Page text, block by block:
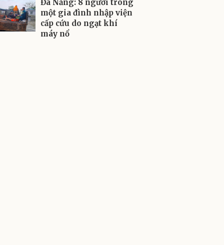
Đà Nẵng: 8 người trong
một gia đình nhập viện
cấp cứu do ngạt khí
máy nổ